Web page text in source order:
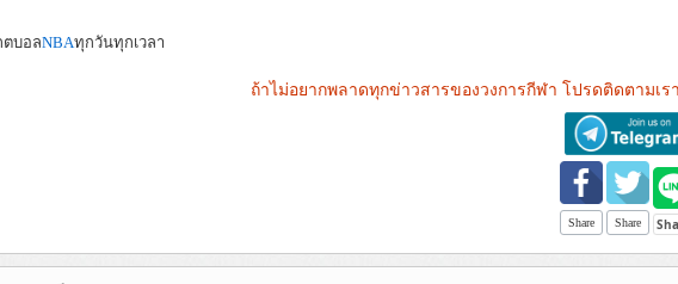
ตบอลNBAทุกวันทุกเวลา
ถ้าไม่อยากพลาดทุกข่าวสารของวงการกีฬา โปรดติดตามเร
Share Share